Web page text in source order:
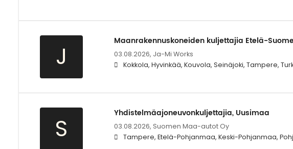
J
Maanrakennuskoneiden kuljettajia Etelä-
03.08.2026, Ja-Mi Works
Kokkola, Hyvinkää, Kouvola, Seinäjoki, Tampere,
S
Yhdistelmäajoneuvonkuljettajia, Uusimaa
03.08.2026, Suomen Maa-autot Oy
Tampere, Etelä-Pohjanmaa, Keski-Pohjanmaa,